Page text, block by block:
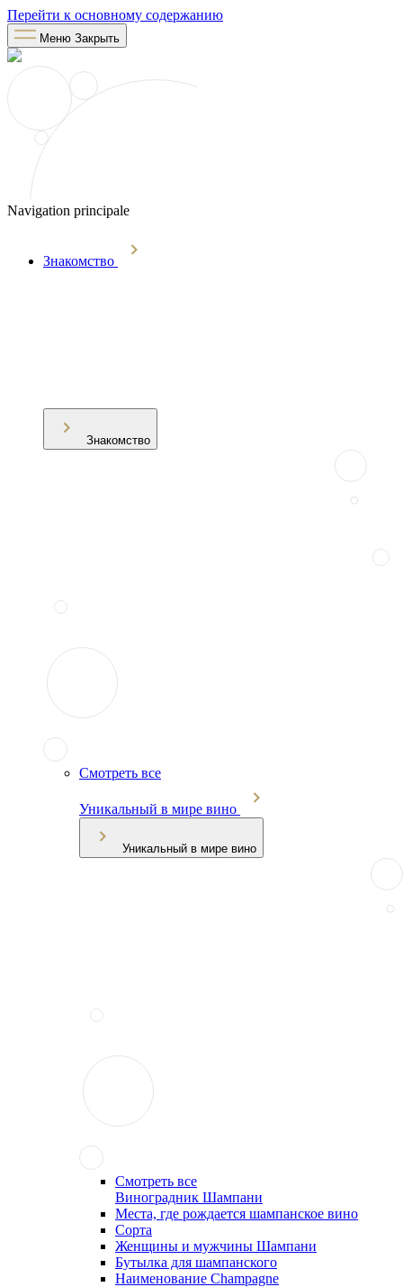
Перейти к основному содержанию
Меню Закрыть
Navigation principale
Знакомство
Знакомство
Смотреть все
Уникальный в мире вино
Уникальный в мире вино
Смотреть все
Виноградник Шампани
Места, где рождается шампанское вино
Сорта
Женщины и мужчины Шампани
Бутылка для шампанского
Наименование Champagne